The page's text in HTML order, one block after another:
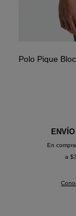
Polo Pique
En
a